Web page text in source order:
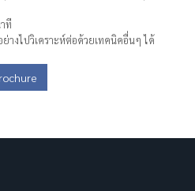
ที
างไปวิเคราะห์ต่อด้วยเทคนิคอื่นๆ ได้